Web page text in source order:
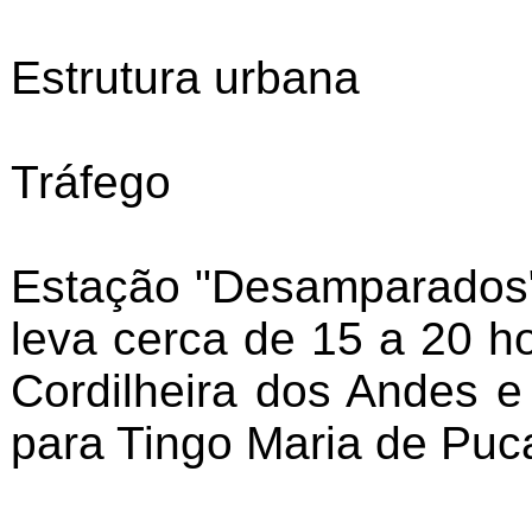
Estrutura urbana
Tráfego
Estação
leva cerca de 15 a 20
Cordilheira dos Andes
para Tingo Maria de